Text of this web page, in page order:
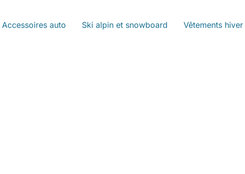
Accessoires auto Ski alpin et snowboard Vêtements hiver